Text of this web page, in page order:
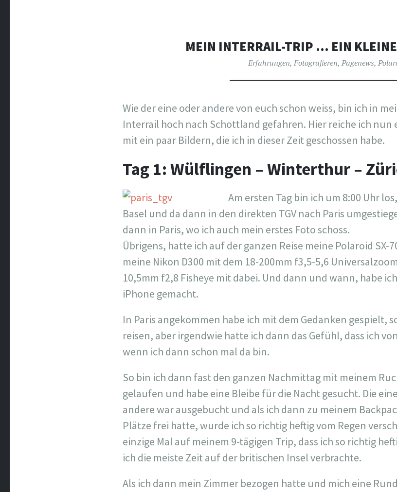
MEIN INTERRAIL-TRIP … EIN
Erfahrungen, Fotografieren, Pagenews,
Wie der eine oder andere von euch schon weiss, bin ich in
Interrail hoch nach Schottland gefahren. Hier reiche ich nun
mit ein paar Bildern, die ich in dieser Zeit geschossen habe.
Tag 1: Wülflingen – Winterthur –
Am ersten Tag bin ich um 8:00 Uhr
Basel und da dann in den direkten TGV nach Paris
dann in Paris, wo ich auch mein erstes Foto schoss.
Übrigens, hatte ich auf der ganzen Reise meine Polaroid SX-
meine Nikon D300 mit dem 18-200mm f3,5-5,6
10,5mm f2,8 Fisheye mit dabei. Und dann und wann, habe
iPhone gemacht.
In Paris angekommen habe ich mit dem Gedanken gespielt,
reisen, aber irgendwie hatte ich dann das Gefühl, dass ich
wenn ich dann schon mal da bin.
So bin ich dann fast den ganzen Nachmittag mit meinem
gelaufen und habe eine Bleibe für die Nacht gesucht. Die
andere war ausgebucht und als ich dann zu meinem
Plätze frei hatte, wurde ich so richtig heftig vom Regen
einzige Mal auf meinem 9-tägigen Trip, dass ich so richtig
ich die meiste Zeit auf der britischen Insel verbrachte.
Als ich dann mein Zimmer bezogen hatte und mich eine